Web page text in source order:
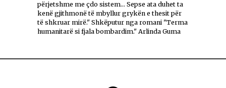
përjetshme me çdo sistem... Sepse ata duhet ta
kenë gjithmonë të mbyllur grykën e thesit për
të shkruar mirë." Shkëputur nga romani "Terma
humanitarë si fjala bombardim." Arlinda Guma